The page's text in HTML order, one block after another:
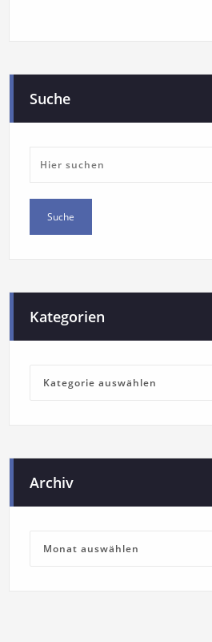
Suche
Kategorien
Archiv